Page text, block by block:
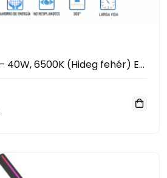
RIXME LED lámpa – 40W, 6500K (Hideg fehér) E27